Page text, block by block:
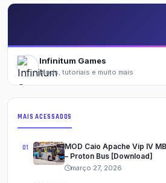
Infinitum Games
Mods, tutoriais e muito mais
MAIS ACESSADOS
MOD Caio Apache Vip IV
– Proton Bus [Download]
março 27, 2026